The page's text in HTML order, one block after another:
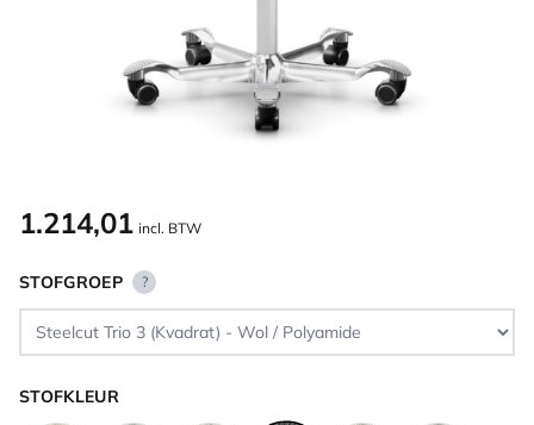
1.214,01 incl. BTW
STOFGROEP ?
STOFKLEUR